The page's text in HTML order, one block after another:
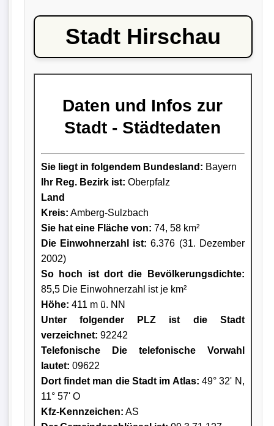
Stadt Hirschau
Daten und Infos zur
Stadt - Städtedaten
Sie liegt in folgendem Bundesland: Bayern
Ihr Reg. Bezirk ist: Oberpfalz
Land
Kreis: Amberg-Sulzbach
Sie hat eine Fläche von: 74, 58 km²
Die Einwohnerzahl ist: 6.376 (31. Dezember
2002)
So hoch ist dort die Bevölkerungsdichte:
85,5 Die Einwohnerzahl ist je km²
Höhe: 411 m ü. NN
Unter folgender PLZ ist die Stadt
verzeichnet: 92242
Telefonische Die telefonische Vorwahl
lautet: 09622
Dort findet man die Stadt im Atlas: 49° 32' N,
11° 57' O
Kfz-Kennzeichen: AS